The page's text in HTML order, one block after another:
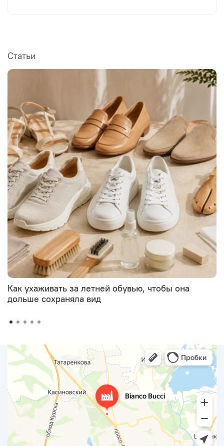
Статьи
Как ухаживать за летней обувью, чтобы она
дольше сохраняла вид